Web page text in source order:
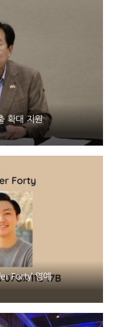
확대 지원
Forty’ 영예